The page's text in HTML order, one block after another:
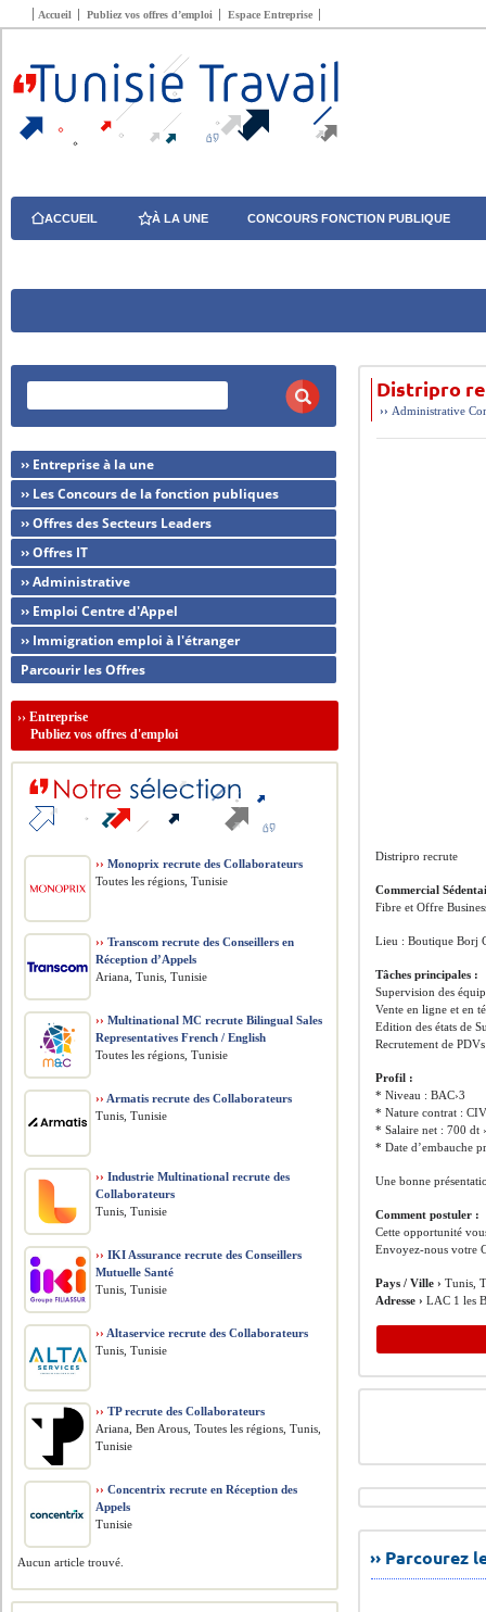
Accueil Publiez vos offres d’emploi Espace Entreprise
ACCUEIL À LA UNE CONCOURS FONCTION PUBLIQUE
Distripro
›› Administrative
Distripro recrute
Commercial
Fibre et Offre
Lieu : Boutique Borj
Tâches principales :
Supervision des
Vente en ligne et en
Edition des états de
Recrutement de
Profil :
* Niveau : BAC›3
* Nature contrat :
* Salaire net : 700 dt
* Date d’embauche
Une bonne
Comment postuler :
Cette opportunité
Envoyez-nous votre
Pays / Ville › Tunis,
Adresse › LAC 1 les
››
›› Entreprise à la une
›› Les Concours de la fonction publiques
›› Offres des Secteurs Leaders
›› Offres IT
›› Administrative
›› Emploi Centre d'Appel
›› Immigration emploi à l'étranger
Parcourir les Offres
››Entreprise
Publiez vos offres d'emploi
›› Monoprix recrute des Collaborateurs
Toutes les régions, Tunisie
›› Transcom recrute des Conseillers en
Réception d’Appels
Ariana, Tunis, Tunisie
›› Multinational MC recrute Bilingual Sales
Representatives French / English
Toutes les régions, Tunisie
›› Armatis recrute des Collaborateurs
Tunis, Tunisie
›› Industrie Multinational recrute des
Collaborateurs
Tunis, Tunisie
›› IKI Assurance recrute des Conseillers
Mutuelle Santé
Tunis, Tunisie
›› Altaservice recrute des Collaborateurs
Tunis, Tunisie
›› TP recrute des Collaborateurs
Ariana, Ben Arous, Toutes les régions, Tunis,
Tunisie
›› Concentrix recrute en Réception des
Appels
Tunisie
Aucun article trouvé.